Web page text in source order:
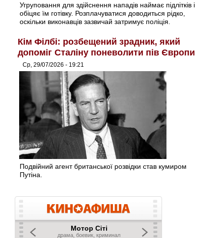
Угруповання для здійснення нападів наймає підлітків і
обіцяє їм готівку. Розплачуватися доводиться рідко,
оскільки виконавців зазвичай затримує поліція.
Кім Філбі: розбещений зрадник, який
допоміг Сталіну поневолити пів Європи
Ср, 29/07/2026 - 19:21
Подвійний агент британської розвідки став кумиром
Путіна.